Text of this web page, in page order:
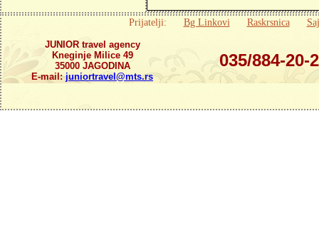
Prijatelji: Bg Linkovi Raskrsnica
JUNIOR travel agency
Kneginje Milice 49
35000 JAGODINA
E-mail:juniortravel@mts.rs
035/884-20-